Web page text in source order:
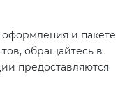
оформления и пакете
обращайтесь в
предоставляются